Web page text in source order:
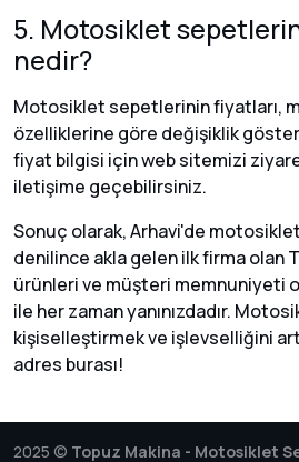
5. Motosiklet
nedir?
Motosiklet sepetlerinin fiyatları,
özelliklerine göre değişiklik
fiyat bilgisi için web sitemizi
iletişime geçebilirsiniz.
Sonuç olarak, Arhavi'de
denilince akla gelen ilk firma olan
ürünleri ve müşteri memnuniyeti
ile her zaman yanınızdadır.
kişiselleştirmek ve işlevselliğini
adres burası!
2025 © Topuz Makina - Motosiklet